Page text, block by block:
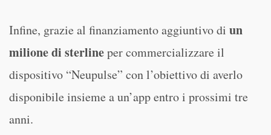
Infine, grazie al finanziamento aggiuntivo di un
milione di sterlineper commercializzare il
dispositivo “Neupulse” con l’obiettivo di averlo
disponibile insieme a un’app entro i prossimi tre
anni.